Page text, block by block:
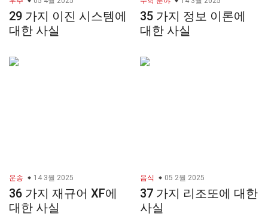
29 가지 이진 시스템에
대한 사실
35 가지 정보 이론에
대한 사실
운송 14 3월 2025
36 가지 재규어 XF에
대한 사실
음식 05 2월 2025
37 가지 리조또에 대한
사실